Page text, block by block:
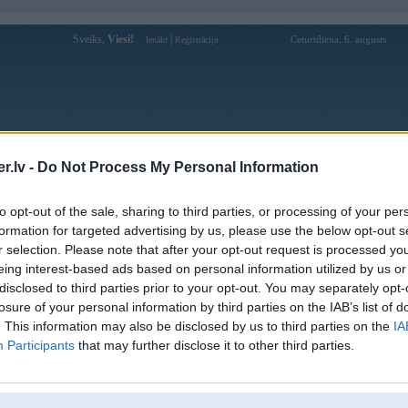
- Do Not Process My Personal Information
opt-out of the sale, sharing to third parties, or processing of your
for targeted advertising by us, please use the below opt-out
selection. Please note that after your opt-out request is processed
interest-based ads based on personal information utilized by us
to third parties prior to your opt-out. You may separately
of your personal information by third parties on the IAB’s list of
This information may also be disclosed by us to third parties on the
Participants that may further disclose it to other third parties.
Sveiks, Viesi! Ienākt Reģistrācija Ceturtdiena, 6. augusts
Forums Galerijas Reģistrācija Lietotāji
Lietotāja K55best profils
Lietotājvārds:
K55best
Ziņojumi forumā:
0
Pēdējie ziņojumi forumā